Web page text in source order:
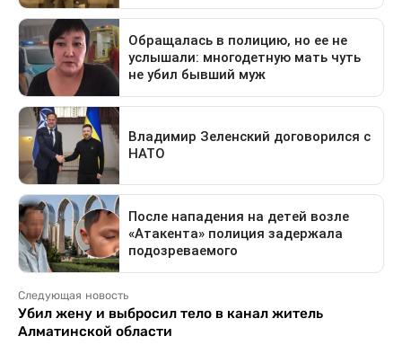
Следующая новость
Убил жену и выбросил тело в канал житель
Алматинской области